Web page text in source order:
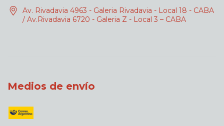
Av. Rivadavia 4963 - Galeria Rivadavia - Local 18 - CABA
/ Av.Rivadavia 6720 - Galeria Z - Local 3 – CABA
Medios de envío